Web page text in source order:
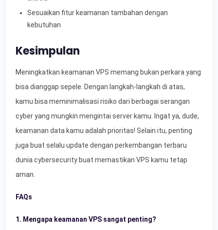
Sesuaikan fitur keamanan tambahan dengan
kebutuhan
Kesimpulan
Meningkatkan keamanan VPS memang bukan perkara yang
bisa dianggap sepele. Dengan langkah-langkah di atas,
kamu bisa meminimalisasi risiko dari berbagai serangan
cyber yang mungkin mengintai server kamu. Ingat ya, dude,
keamanan data kamu adalah prioritas! Selain itu, penting
juga buat selalu update dengan perkembangan terbaru
dunia cybersecurity buat memastikan VPS kamu tetap
aman.
FAQs
1. Mengapa keamanan VPS sangat penting?